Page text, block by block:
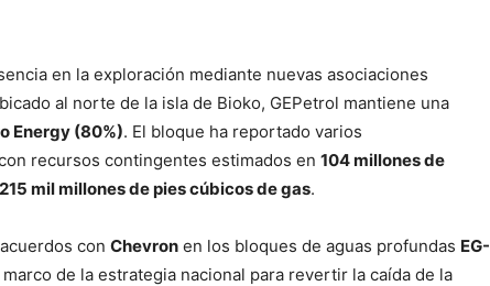
en la exploración mediante nuevas asociaciones
al norte de la isla de Bioko, GEPetrol mantiene una
Energy (80%). El bloque ha reportado varios
recursos contingentes estimados en 104 millones de
215 mil millones de pies cúbicos de gas.
con Chevron en los bloques de aguas profundas EG-
de la estrategia nacional para revertir la caída de la